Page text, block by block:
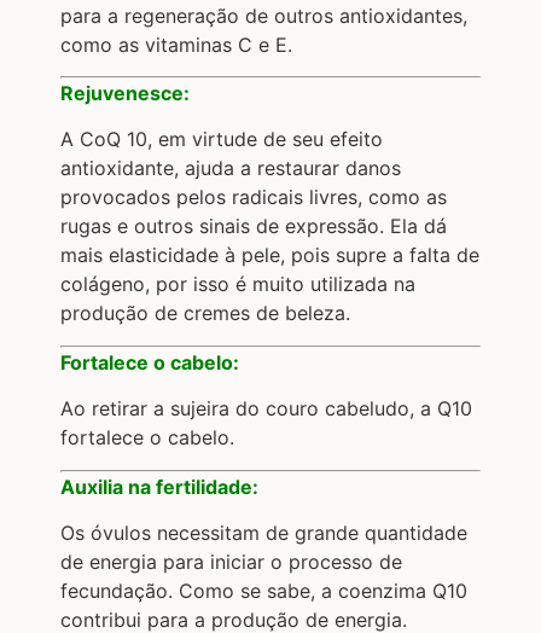
para a regeneração de outros antioxidantes,
como as vitaminas C e E.
Rejuvenesce:
A CoQ 10, em virtude de seu efeito
antioxidante, ajuda a restaurar danos
provocados pelos radicais livres, como as
rugas e outros sinais de expressão. Ela dá
mais elasticidade à pele, pois supre a falta de
colágeno, por isso é muito utilizada na
produção de cremes de beleza.
Fortalece o cabelo:
Ao retirar a sujeira do couro cabeludo, a Q10
fortalece o cabelo.
Auxilia na fertilidade:
Os óvulos necessitam de grande quantidade
de energia para iniciar o processo de
fecundação. Como se sabe, a coenzima Q10
contribui para a produção de energia.